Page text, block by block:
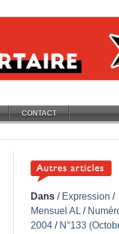
CONTACT
Dans / Expression /
Mensuel AL /
2004 / N°133